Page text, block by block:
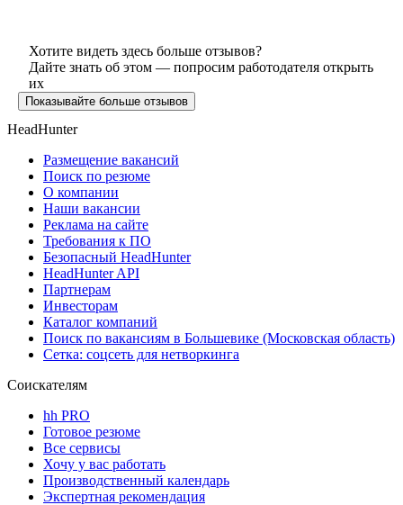
Хотите видеть здесь больше отзывов?
Дайте знать об этом — попросим работодателя открыть
их
Показывайте больше отзывов
HeadHunter
Размещение вакансий
Поиск по резюме
О компании
Наши вакансии
Реклама на сайте
Требования к ПО
Безопасный HeadHunter
HeadHunter API
Партнерам
Инвесторам
Каталог компаний
Поиск по вакансиям в Большевике (Московская область)
Сетка: соцсеть для нетворкинга
Соискателям
hh PRO
Готовое резюме
Все сервисы
Хочу у вас работать
Производственный календарь
Экспертная рекомендация